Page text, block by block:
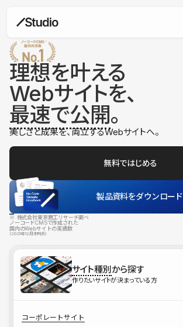
理想を叶える
Webサイトを、
最速で公開。
美しさと成果を、両立するWebサイトへ。
無料ではじめる
製品資料をダウンロード
※ 株式会社東京商工リサーチ調べ
ノーコードCMSで作成された
国内のWebサイトの実績数
（2025年12月末時点）
サイト種別から探す
作りたいサイトが決まっている方
コーポレートサイト